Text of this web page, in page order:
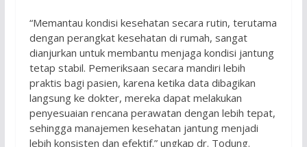
“Memantau kondisi kesehatan secara rutin, terutama
dengan perangkat kesehatan di rumah, sangat
dianjurkan untuk membantu menjaga kondisi jantung
tetap stabil. Pemeriksaan secara mandiri lebih
praktis bagi pasien, karena ketika data dibagikan
langsung ke dokter, mereka dapat melakukan
penyesuaian rencana perawatan dengan lebih tepat,
sehingga manajemen kesehatan jantung menjadi
lebih konsisten dan efektif.” ungkap dr. Todung.